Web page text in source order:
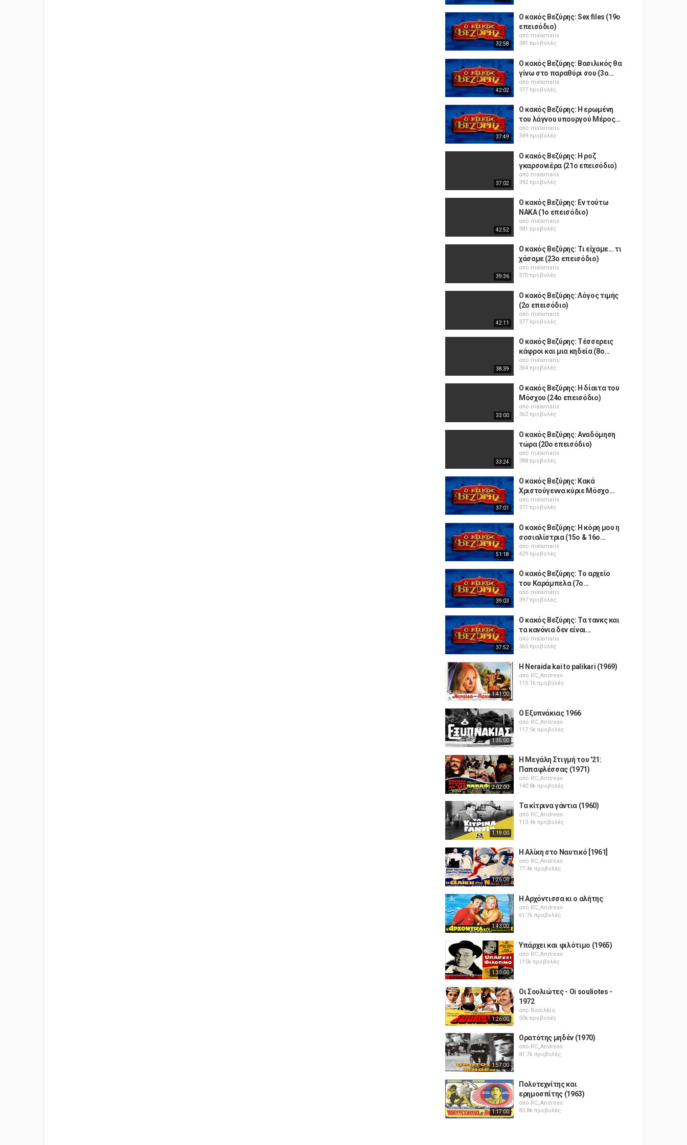
32:58
Ο κακός Βεζύρης: Sex files (19o
επεισόδιο)
από malamaris
381 προβολές
42:02
Ο κακός Βεζύρης: Βασιλικός θα
γίνω στο παραθύρι σου (3o...
από malamaris
377 προβολές
37:49
Ο κακός Βεζύρης: Η ερωμένη
του λάγνου υπουργού Μέρος...
από malamaris
349 προβολές
37:02
Ο κακός Βεζύρης: Η ροζ
γκαρσονιέρα (21o επεισόδιο)
από malamaris
392 προβολές
42:52
Ο κακός Βεζύρης: Εν τούτω
ΝΑΚΑ (1o επεισόδιο)
από malamaris
381 προβολές
39:36
Ο κακός Βεζύρης: Τι είχαμε... τι
χάσαμε (23o επεισόδιο)
από malamaris
370 προβολές
42:11
Ο κακός Βεζύρης: Λόγος τιμής
(2o επεισόδιο)
από malamaris
377 προβολές
38:39
Ο κακός Βεζύρης: Τέσσερεις
κάφροι και μια κηδεία (8o...
από malamaris
364 προβολές
33:00
Ο κακός Βεζύρης: Η δίαιτα του
Μόσχου (24o επεισόδιο)
από malamaris
362 προβολές
33:24
Ο κακός Βεζύρης: Αναδόμηση
τώρα (20o επεισόδιο)
από malamaris
388 προβολές
37:01
Ο κακός Βεζύρης: Κακά
Χριστούγεννα κύριε Μόσχο...
από malamaris
371 προβολές
51:18
Ο κακός Βεζύρης: Η κόρη μου η
σοσιαλίστρια (15o & 16o...
από malamaris
429 προβολές
39:03
Ο κακός Βεζύρης: Το αρχείο
του Καράμπελα (7o...
από malamaris
397 προβολές
37:52
Ο κακός Βεζύρης: Τα τανκς και
τα κανόνια δεν είναι...
από malamaris
365 προβολές
1:41:00
H Neraida kai to palikari (1969)
από RC_Andreas
115.1k προβολές
1:35:00
Ο Εξυπνάκιας 1966
από RC_Andreas
117.5k προβολές
2:02:00
Η Μεγάλη Στιγμή του '21:
Παπαφλέσσας (1971)
από RC_Andreas
140.8k προβολές
1:19:00
Τα κίτρινα γάντια (1960)
από RC_Andreas
113.4k προβολές
1:26:00
Η Αλίκη στο Ναυτικό [1961]
από RC_Andreas
77.4k προβολές
1:43:00
Η Αρχόντισσα κι ο αλήτης
από RC_Andreas
61.7k προβολές
1:30:00
Υπάρχει και φιλότιμο (1965)
από RC_Andreas
115k προβολές
1:26:00
Οι Σουλιώτες - Oi souliotes -
1972
από Βασιλεία
50k προβολές
1:57:00
Ορατότης μηδέν (1970)
από RC_Andreas
81.7k προβολές
1:17:00
Πολυτεχνίτης και
ερημοσπίτης (1963)
από RC_Andreas
82.8k προβολές